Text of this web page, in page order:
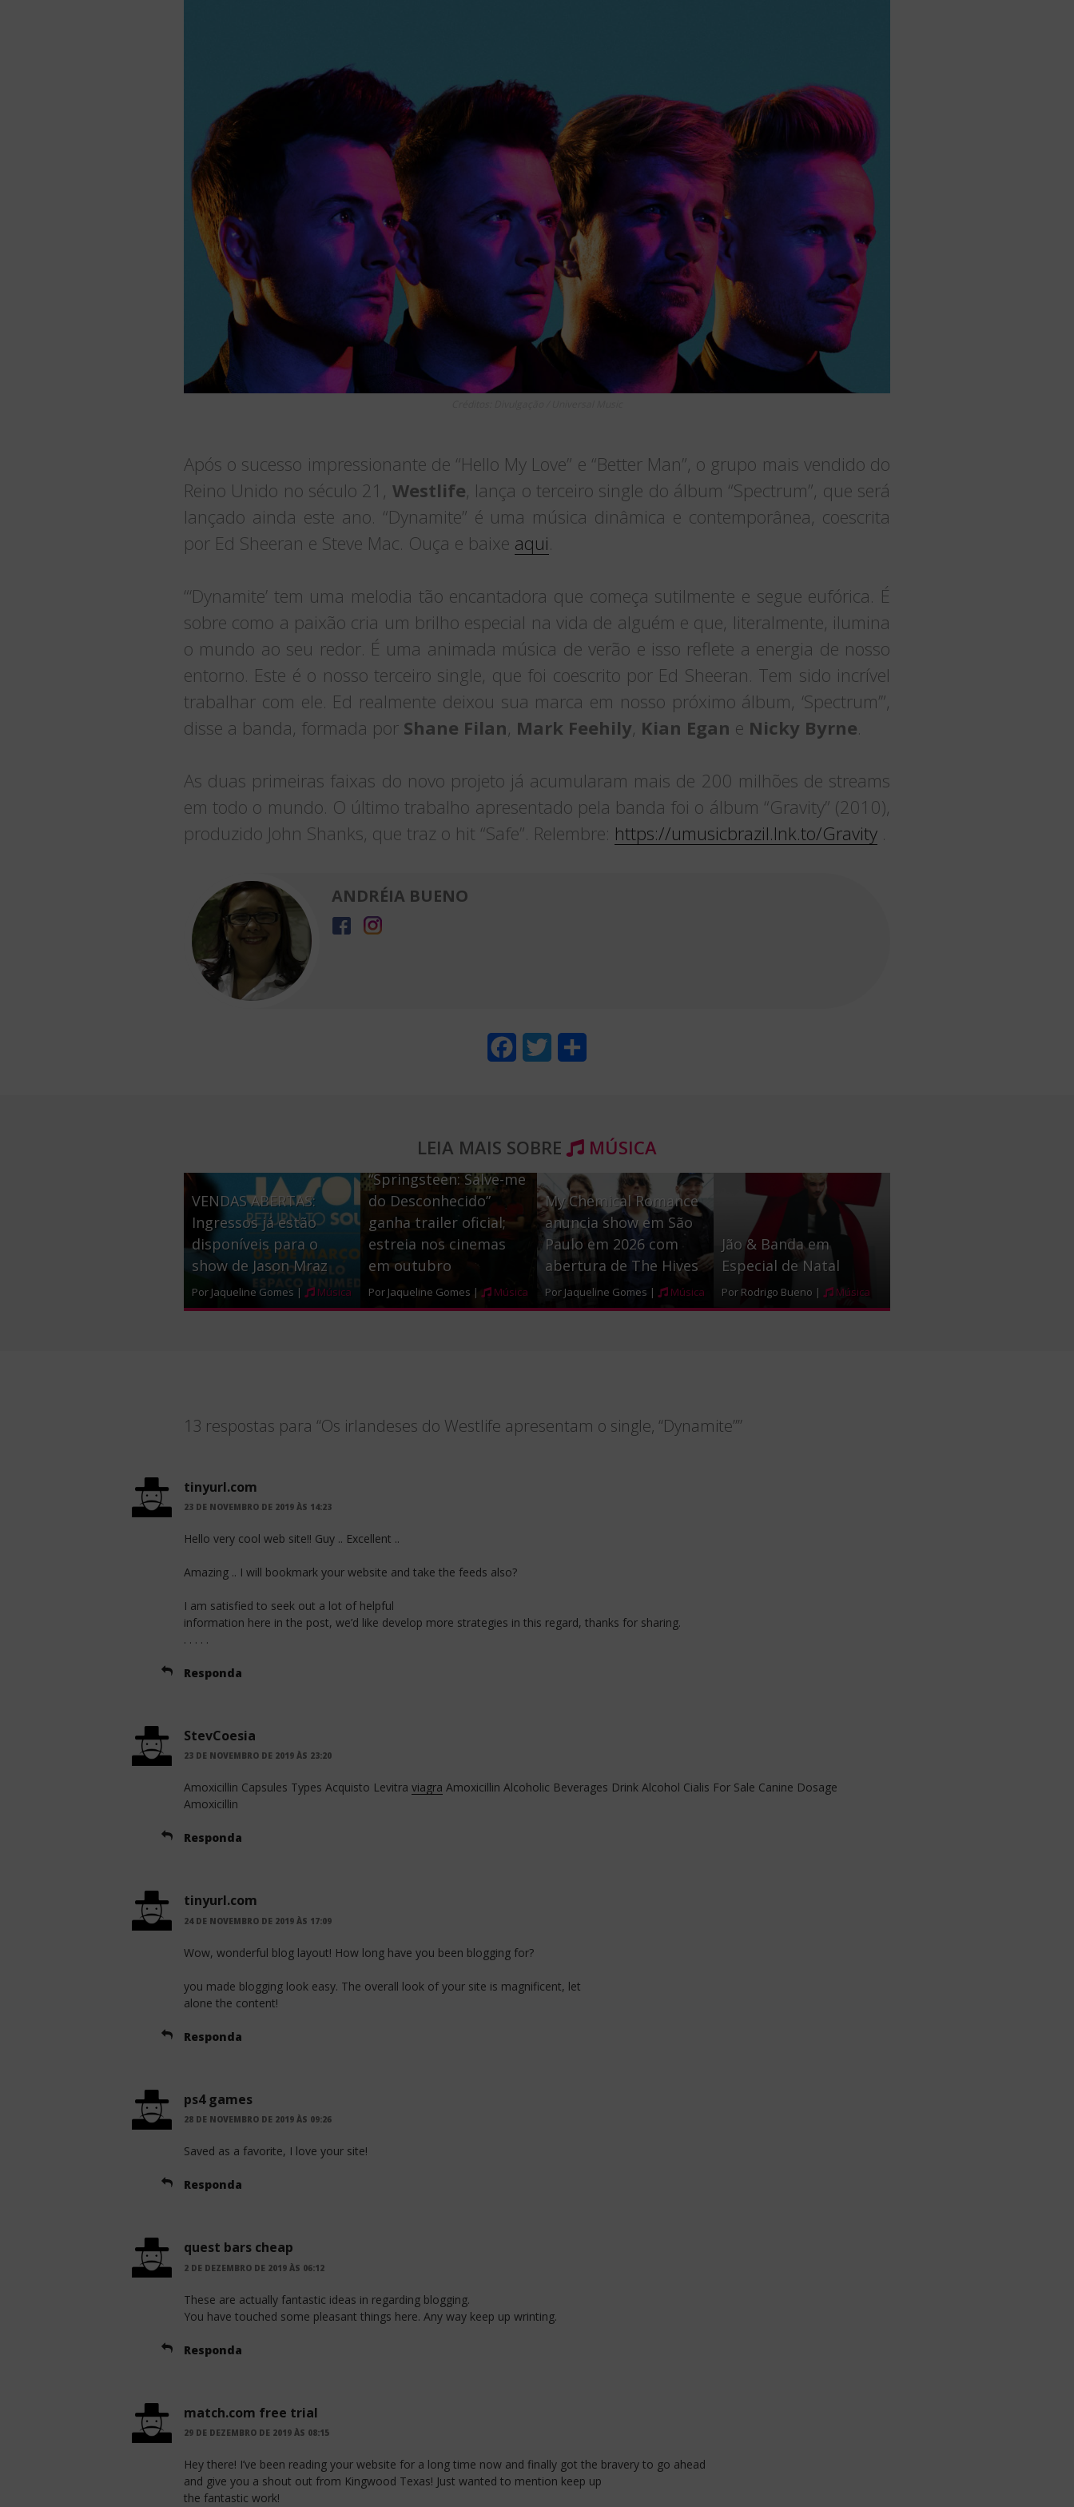
Após o sucesso impressionante de “Hello My Love” e “Better Man”, o grupo mais vendido do
Reino Unido no século 21, Westlife, lança o terceiro single do álbum “Spectrum”, que será
lançado ainda este ano. “Dynamite” é uma música dinâmica e contemporânea, coescrita
por Ed Sheeran e Steve Mac. Ouça e baixe aqui.
“‘Dynamite’ tem uma melodia tão encantadora que começa sutilmente e segue eufórica. É
sobre como a paixão cria um brilho especial na vida de alguém e que, literalmente, ilumina
o mundo ao seu redor. É uma animada música de verão e isso reflete a energia de nosso
entorno. Este é o nosso terceiro single, que foi coescrito por Ed Sheeran. Tem sido incrível
trabalhar com ele. Ed realmente deixou sua marca em nosso próximo álbum, ‘Spectrum’”,
disse a banda, formada por Shane Filan, Mark Feehily, Kian Egan e Nicky Byrne.
As duas primeiras faixas do novo projeto já acumularam mais de 200 milhões de streams
em todo o mundo. O último trabalho apresentado pela banda foi o álbum “Gravity” (2010),
produzido John Shanks, que traz o hit “Safe”. Relembre: https://umusicbrazil.lnk.to/Gravity .
ANDRÉIA BUENO
o
e
r
LEIA MAIS SOBRE MÚSICA
VENDAS ABERTAS:
Ingressos já estão
disponíveis para o
show de Jason Mraz
Por Jaqueline Gomes | Música
“Springsteen: Salve-me
do Desconhecido”
ganha trailer oficial;
estreia nos cinemas
em outubro
Por Jaqueline Gomes | Música
My Chemical Romance
anuncia show em São
Paulo em 2026 com
abertura de The Hives
Por Jaqueline Gomes | Música
Jão & Banda em
Especial de Natal
Por Rodrigo Bueno | Música
13 respostas para “Os irlandeses do Westlife apresentam o single, “Dynamite””
tinyurl.com
23 DE NOVEMBRO DE 2019 ÀS 14:23
Hello very cool web site!! Guy .. Excellent ..
Amazing .. I will bookmark your website and take the feeds also?
I am satisfied to seek out a lot of helpful
information here in the post, we’d like develop more strategies in this regard, thanks for sharing.
. . . . .
Responda
StevCoesia
23 DE NOVEMBRO DE 2019 ÀS 23:20
Amoxicillin Capsules Types Acquisto Levitra viagra Amoxicillin Alcoholic Beverages Drink Alcohol Cialis For Sale Canine Dosage
Amoxicillin
Responda
tinyurl.com
24 DE NOVEMBRO DE 2019 ÀS 17:09
Wow, wonderful blog layout! How long have you been blogging for?
you made blogging look easy. The overall look of your site is magnificent, let
alone the content!
Responda
ps4 games
28 DE NOVEMBRO DE 2019 ÀS 09:26
Saved as a favorite, I love your site!
Responda
quest bars cheap
2 DE DEZEMBRO DE 2019 ÀS 06:12
These are actually fantastic ideas in regarding blogging.
You have touched some pleasant things here. Any way keep up wrinting.
Responda
match.com free trial
29 DE DEZEMBRO DE 2019 ÀS 08:15
Hey there! I’ve been reading your website for a long time now and finally got the bravery to go ahead
and give you a shout out from Kingwood Texas! Just wanted to mention keep up
the fantastic work!